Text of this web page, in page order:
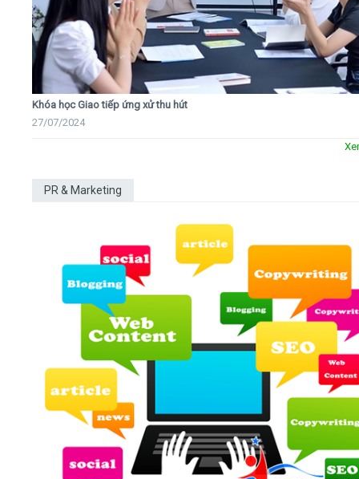
Khóa học Giao tiếp ứng xử thu hút
27/07/2024
PR & Marketing